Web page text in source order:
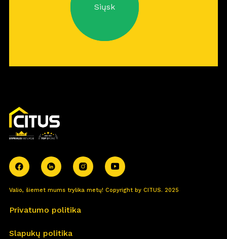
Siųsk
Valio, šiemet mums trylika metų! Copyright by CITUS. 2025
Privatumo politika
Slapukų politika